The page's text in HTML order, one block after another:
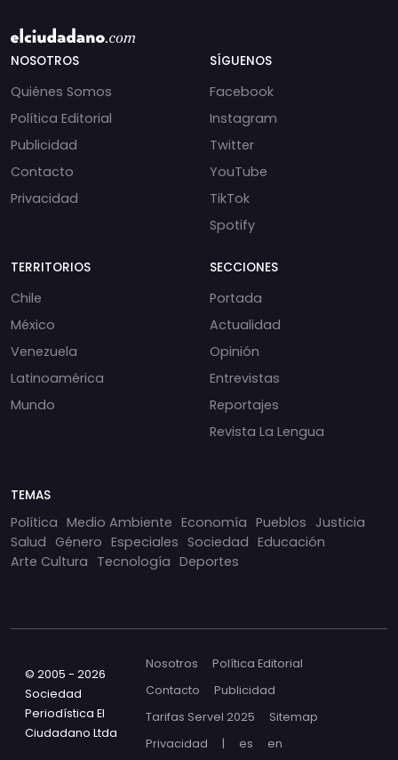
NOSOTROS
Quiénes Somos
Política Editorial
Publicidad
Contacto
Privacidad
SÍGUENOS
Facebook
Instagram
Twitter
YouTube
TikTok
Spotify
TERRITORIOS
Chile
México
Venezuela
Latinoamérica
Mundo
SECCIONES
Portada
Actualidad
Opinión
Entrevistas
Reportajes
Revista La Lengua
TEMAS
Política Medio Ambiente Economía Pueblos Justicia
Salud Género Especiales Sociedad Educación
Arte Cultura Tecnología Deportes
© 2005 - 2026
Sociedad
Periodística El
Ciudadano Ltda
Nosotros
Política Editorial
Contacto
Publicidad
Tarifas Servel 2025
Sitemap
Privacidad
| es en